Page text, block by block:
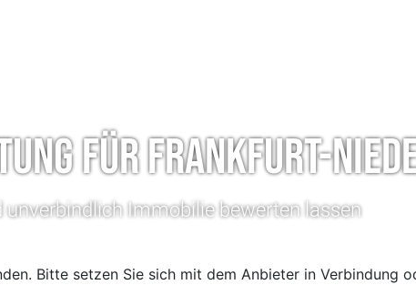
für Frankfurt-
unverbindlich Immobilie bewerten lassen
Bitte setzen Sie sich mit dem Anbieter in Verbindung